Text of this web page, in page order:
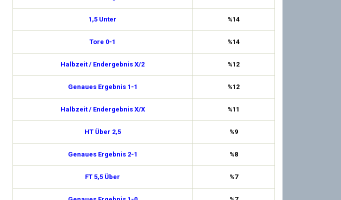
1,5 Unter %14
Tore 0-1 %14
Halbzeit / Endergebnis X/2 %12
Genaues Ergebnis 1-1 %12
Halbzeit / Endergebnis X/X %11
HT Über 2,5 %9
Genaues Ergebnis 2-1 %8
FT 5,5 Über %7